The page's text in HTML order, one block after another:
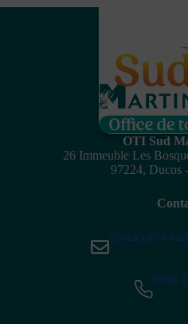
OTI Sud
26 Immeuble Les
97224, Ducos
contact@ot-
0596